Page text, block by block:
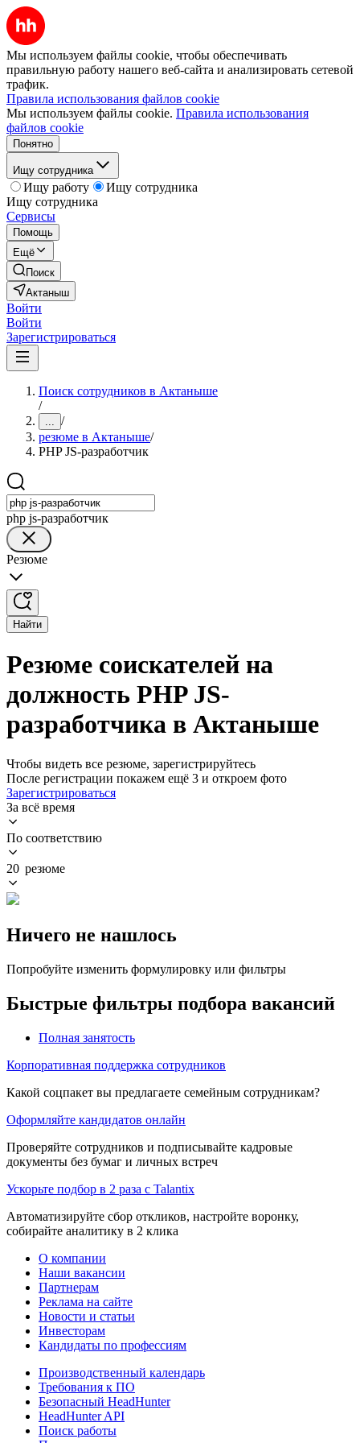
Мы используем файлы cookie, чтобы обеспечивать
правильную работу нашего веб-сайта и анализировать сетевой
трафик.
Правила использования файлов cookie
Мы используем файлы cookie. Правила использования
файлов cookie
Понятно
Ищу сотрудника
Ищу работу
Ищу сотрудника
Ищу сотрудника
Сервисы
Помощь
Ещё
Поиск
Актаныш
Войти
Войти
Зарегистрироваться
Поиск сотрудников в Актаныше
/
... /
резюме в Актаныше/
PHP JS-разработчик
php js-разработчик
Резюме
Найти
Резюме соискателей на
должность PHP JS-
разработчика в Актаныше
Чтобы видеть все резюме, зарегистрируйтесь
После регистрации покажем ещё 3 и откроем фото
Зарегистрироваться
За всё время
По соответствию
20 резюме
Ничего не нашлось
Попробуйте изменить формулировку или фильтры
Быстрые фильтры подбора вакансий
Полная занятость
Корпоративная поддержка сотрудников
Какой соцпакет вы предлагаете семейным сотрудникам?
Оформляйте кандидатов онлайн
Проверяйте сотрудников и подписывайте кадровые
документы без бумаг и личных встреч
Ускорьте подбор в 2 раза с Talantix
Автоматизируйте сбор откликов, настройте воронку,
собирайте аналитику в 2 клика
О компании
Наши вакансии
Партнерам
Реклама на сайте
Новости и статьи
Инвесторам
Кандидаты по профессиям
Производственный календарь
Требования к ПО
Безопасный HeadHunter
HeadHunter API
Поиск работы